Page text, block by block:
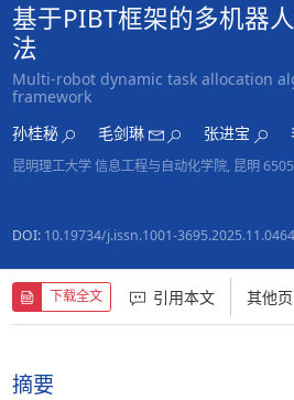
基于PIBT框架的多机器
法
Multi-robot dynamic task allocation
framework
孙桂秘
毛剑琳 张进宝
昆明理工大学 信息工程与自动化学院, 昆明
DOI: 10.19734/j.issn.1001-3695.2025.11.0464
下载全文 引用本文 其他
摘要